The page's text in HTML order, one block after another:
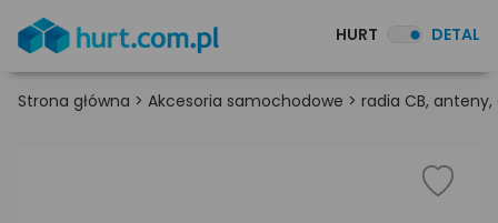
HURT DETAL
Strona główna > Akcesoria samochodowe > radia CB,